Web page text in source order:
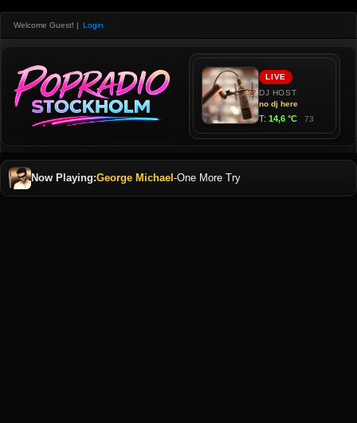
Welcome Guest! | Login
Now Playing:George Michael -One More Try